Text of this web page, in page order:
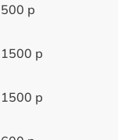
500 р
1500 р
1500 р